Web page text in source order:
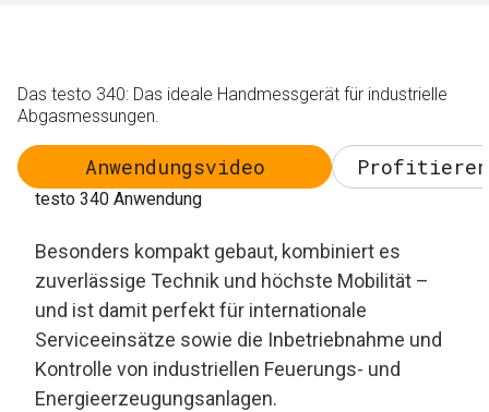
Das testo 340: Das ideale Handmessgerät für industrielle
Abgasmessungen.
Anwendungsvideo
testo 340 Anwendung
Besonders kompakt gebaut, kombiniert es
zuverlässige Technik und höchste Mobilität –
und ist damit perfekt für internationale
Serviceeinsätze sowie die Inbetriebnahme und
Kontrolle von industriellen Feuerungs- und
Energieerzeugungsanlagen.